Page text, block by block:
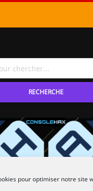
pour optimiser notre site
RECHERCHE